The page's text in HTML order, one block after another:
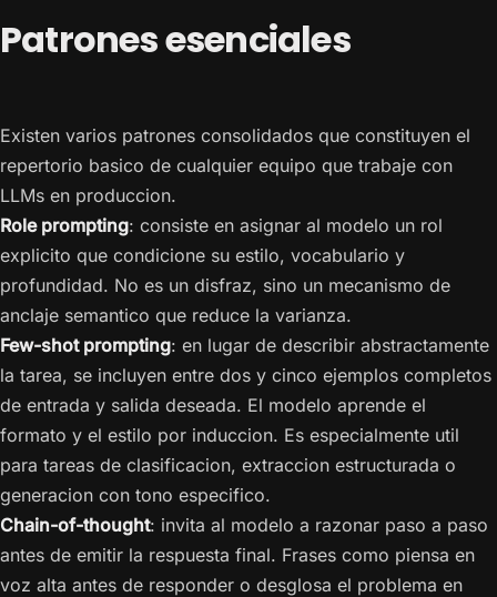
Patrones esenciales
Existen varios patrones consolidados que constituyen el
repertorio basico de cualquier equipo que trabaje con
LLMs en produccion.
Role prompting: consiste en asignar al modelo un rol
explicito que condicione su estilo, vocabulario y
profundidad. No es un disfraz, sino un mecanismo de
anclaje semantico que reduce la varianza.
Few-shot prompting: en lugar de describir abstractamente
la tarea, se incluyen entre dos y cinco ejemplos completos
de entrada y salida deseada. El modelo aprende el
formato y el estilo por induccion. Es especialmente util
para tareas de clasificacion, extraccion estructurada o
generacion con tono especifico.
Chain-of-thought: invita al modelo a razonar paso a paso
antes de emitir la respuesta final. Frases como piensa en
voz alta antes de responder o desglosa el problema en